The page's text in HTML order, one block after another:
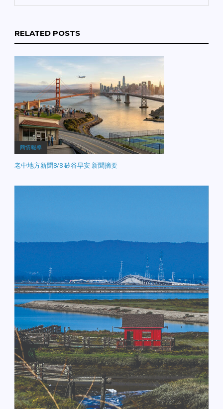
RELATED POSTS
商情報導
老中地方新聞8/8 矽谷早安 新聞摘要